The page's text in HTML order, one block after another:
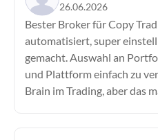
Consorsbank
Degiro
Deriv
Deutsche Bank
26.06.2026
Bester Broker für Copy
automatisiert, super
gemacht. Auswahl an
und Plattform einfach zu
Brain im Trading, aber das